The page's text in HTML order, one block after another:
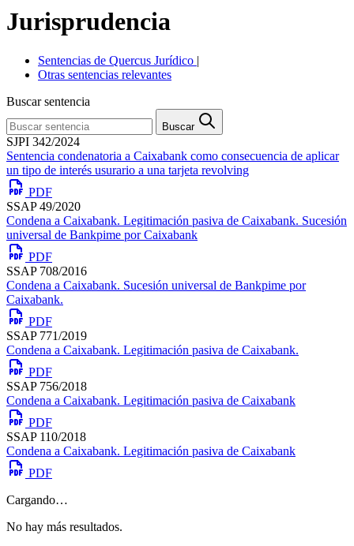
Jurisprudencia
Sentencias de Quercus Jurídico |
Otras sentencias relevantes
Buscar sentencia
Buscar
SJPI 342/2024
Sentencia condenatoria a Caixabank como consecuencia de aplicar
un tipo de interés usurario a una tarjeta revolving
PDF
SSAP 49/2020
Condena a Caixabank. Legitimación pasiva de Caixabank. Sucesión
universal de Bankpime por Caixabank
PDF
SSAP 708/2016
Condena a Caixabank. Sucesión universal de Bankpime por
Caixabank.
PDF
SSAP 771/2019
Condena a Caixabank. Legitimación pasiva de Caixabank.
PDF
SSAP 756/2018
Condena a Caixabank. Legitimación pasiva de Caixabank
PDF
SSAP 110/2018
Condena a Caixabank. Legitimación pasiva de Caixabank
PDF
Cargando…
No hay más resultados.